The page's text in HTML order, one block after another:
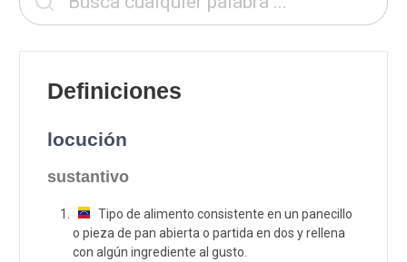
Definiciones
locución
sustantivo
Tipo de alimento consistente en un panecillo
o pieza de pan abierta o partida en dos y rellena
con algún ingrediente al gusto.